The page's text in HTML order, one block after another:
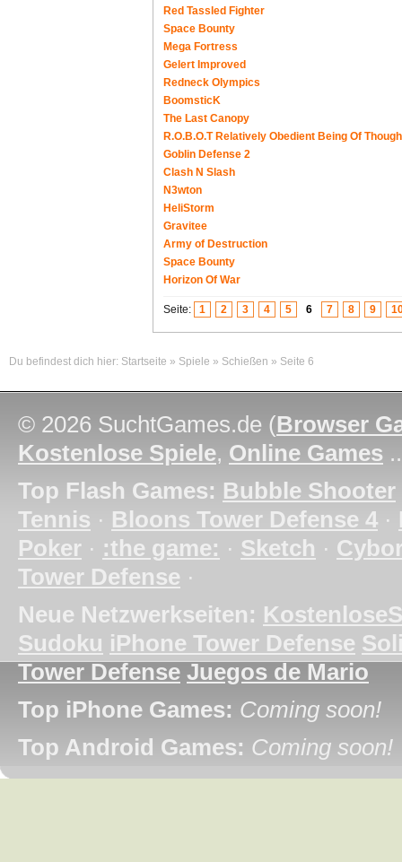
Red Tassled Fighter
Space Bounty
Mega Fortress
Gelert Improved
Redneck Olympics
BoomsticK
The Last Canopy
R.O.B.O.T Relatively Obedient Being Of
Goblin Defense 2
Clash N Slash
N3wton
HeliStorm
Gravitee
Army of Destruction
Space Bounty
Horizon Of War
Seite: 1 2 3 4 5 6 7 8 9
Du befindest dich hier: Startseite » Spiele » Schießen » Seite 6
© 2026 SuchtGames.de (Browser
Kostenlose Spiele, Online Games
Top Flash Games: Bubble Shooter
Tennis · Bloons Tower Defense 4 ·
Poker · :the game: · Sketch ·
Tower Defense ·
Neue Netzwerkseiten:
Sudoku iPhone Tower Defense
Tower Defense Juegos de Mario
Top iPhone Games: Coming soon!
Top Android Games: Coming soon!